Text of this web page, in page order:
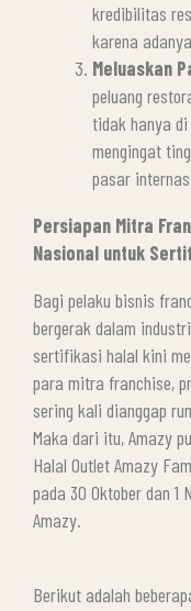
kredibilitas
karena
Meluaskan
peluang
tidak hanya
mengingat
pasar
Persiapan Mitra
Nasional untuk
Bagi pelaku bisnis
bergerak dalam
sertifikasi halal kini
para mitra franchise,
sering kali dianggap
Maka dari itu, Amazy
Halal Outlet Amazy
pada 30 Oktober dan 1
Amazy.
Berikut adalah